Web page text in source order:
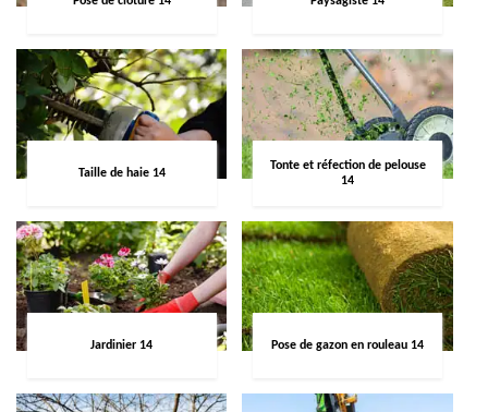
Taille de haie 14
Tonte et réfection de pelouse
14
Jardinier 14 Pose de gazon en rouleau 14